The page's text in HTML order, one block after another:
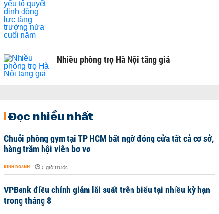
Nhiều phòng trọ Hà Nội tăng giá
Đọc nhiều nhất
Chuỗi phòng gym tại TP HCM bất ngờ đóng cửa tất cả cơ sở,
hàng trăm hội viên bơ vơ
KINH DOANH - 5 giờ trước
VPBank điều chỉnh giảm lãi suất trên biểu tại nhiều kỳ hạn
trong tháng 8